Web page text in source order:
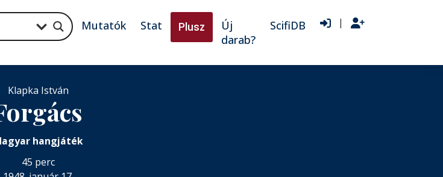
Mutatók Stat Plusz
Új
darab?
ScifiDB |
Klapka István
hangjáték
45 perc